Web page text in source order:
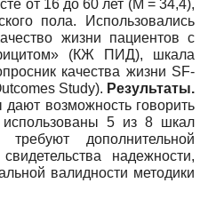
от 16 до 60 лет (M = 34,4),
пола. Использовались
жизни пациентов с
(КЖ ПИД), шкала
качества жизни SF-
Study). Результаты.
возможность говорить
5 из 8 шкал
дополнительной
надежности,
валидности методики